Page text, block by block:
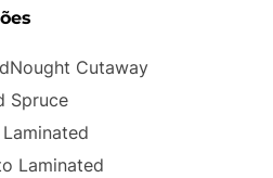
Cutaway
Spruce
Laminated